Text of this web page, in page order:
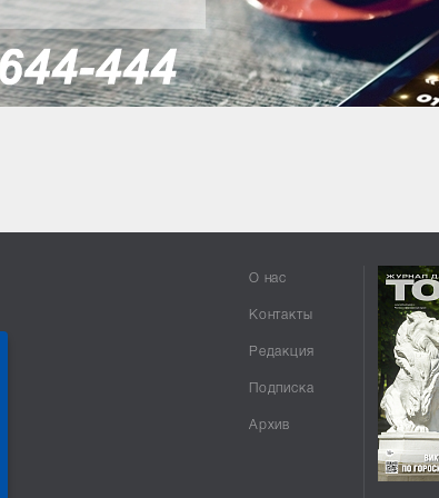
О нас
Контакты
Редакция
Подписка
Архив